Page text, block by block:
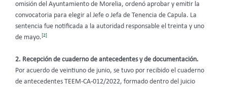
omisión del Ayuntamiento de Morelia, ordenó aprobar y emitir la
convocatoria para elegir al Jefe o Jefa de Tenencia de Capula. La
sentencia fue notificada a la autoridad responsable el treinta y uno
de mayo.[2]
2. Recepción de cuaderno de antecedentes y de documentación.
Por acuerdo de veintiuno de junio, se tuvo por recibido el cuaderno
de antecedentes TEEM-CA-012/2022, formado dentro del juicio